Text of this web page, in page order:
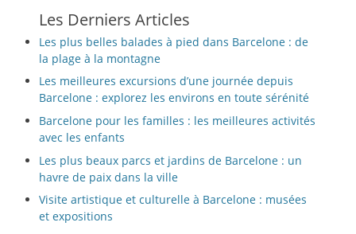
Les Derniers Articles
Les plus belles balades à pied dans Barcelone : de
la plage à la montagne
Les meilleures excursions d’une journée depuis
Barcelone : explorez les environs en toute sérénité
Barcelone pour les familles : les meilleures activités
avec les enfants
Les plus beaux parcs et jardins de Barcelone : un
havre de paix dans la ville
Visite artistique et culturelle à Barcelone : musées
et expositions